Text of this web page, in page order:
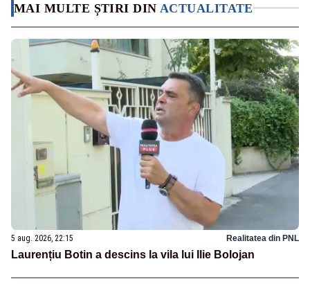
MAI MULTE ȘTIRI DIN ACTUALITATE
5 aug. 2026, 22:15 Realitatea din PNL
Laurențiu Botin a descins la vila lui Ilie Bolojan